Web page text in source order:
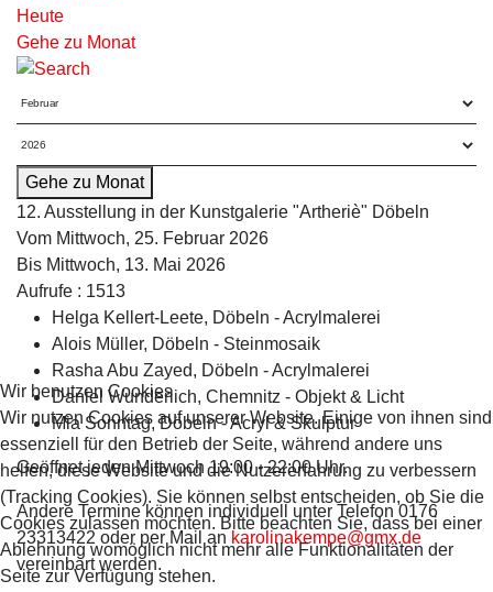
Heute
Gehe zu Monat
Gehe zu Monat
12. Ausstellung in der Kunstgalerie "Artheriè" Döbeln
Vom Mittwoch, 25. Februar 2026
Bis Mittwoch, 13. Mai 2026
Aufrufe : 1513
Helga Kellert-Leete, Döbeln - Acrylmalerei
Alois Müller, Döbeln - Steinmosaik
Rasha Abu Zayed, Döbeln - Acrylmalerei
Daniel Wunderlich, Chemnitz - Objekt & Licht
Mia Sonntag, Döbeln - Acryl & Skulptur
Geöffnet jeden Mittwoch 19:00 - 22:00 Uhr.
Andere Termine können individuell unter Telefon 0176
23313422 oder per Mail an karolinakempe@gmx.de
vereinbart werden.
Wir benutzen Cookies
Wir nutzen Cookies auf unserer Website. Einige von ihnen sind
essenziell für den Betrieb der Seite, während andere uns
helfen, diese Website und die Nutzererfahrung zu verbessern
(Tracking Cookies). Sie können selbst entscheiden, ob Sie die
Cookies zulassen möchten. Bitte beachten Sie, dass bei einer
Ablehnung womöglich nicht mehr alle Funktionalitäten der
Seite zur Verfügung stehen.